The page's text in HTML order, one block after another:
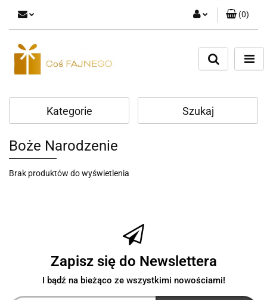
Zaloguj się
(0)
Kategorie Szukaj
Boże Narodzenie
Brak produktów do wyświetlenia
Zapisz się do Newslettera
I bądź na bieżąco ze wszystkimi nowościami!